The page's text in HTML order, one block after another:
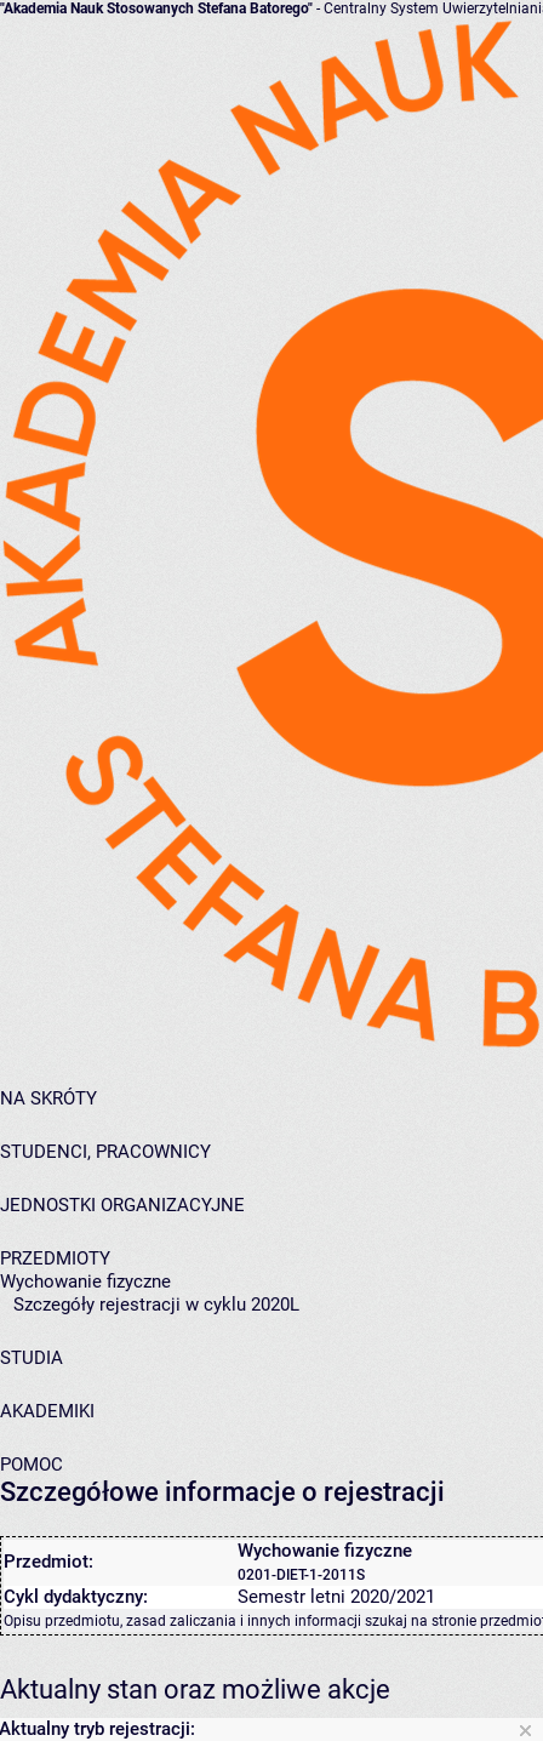
"Akademia Nauk Stosowanych Stefana Batorego" - Centralny System
NA SKRÓTY
STUDENCI, PRACOWNICY
JEDNOSTKI ORGANIZACYJNE
PRZEDMIOTY
Wychowanie fizyczne
Szczegóły rejestracji w cyklu 2020L
STUDIA
AKADEMIKI
POMOC
Szczegółowe informacje o rejestracji
Przedmiot: Wychowanie fizyczne
0201-DIET-1-2011S
Cykl dydaktyczny: Semestr letni 2020/2021
Opisu przedmiotu, zasad zaliczania i innych informacji szukaj na stronie
Aktualny stan oraz możliwe akcje
Aktualny tryb rejestracji: